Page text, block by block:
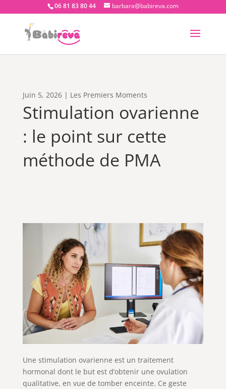
06 81 83 80 44 barbara@babireva.com
Juin 5, 2026| Les Premiers Moments
Stimulation ovarienne
: le point sur cette
méthode de PMA
Une stimulation ovarienne est un traitement
hormonal dont le but est d’obtenir une ovulation
qualitative, en vue de tomber enceinte. Ce geste